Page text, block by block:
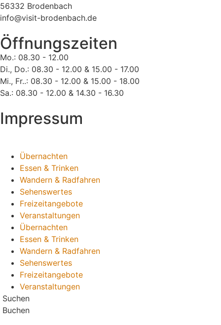
56332 Brodenbach
info@visit-brodenbach.de
Öffnungszeiten
Mo.: 08.30 - 12.00
Di., Do.: 08.30 - 12.00 & 15.00 - 17.00
Mi., Fr..: 08.30 - 12.00 & 15.00 - 18.00
Sa.: 08.30 - 12.00 & 14.30 - 16.30
Impressum
Übernachten
Essen & Trinken
Wandern & Radfahren
Sehenswertes
Freizeitangebote
Veranstaltungen
Übernachten
Essen & Trinken
Wandern & Radfahren
Sehenswertes
Freizeitangebote
Veranstaltungen
Suchen
Buchen